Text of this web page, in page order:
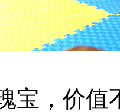
，价值